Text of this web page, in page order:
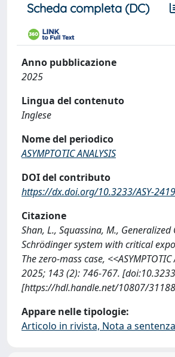
Scheda completa (DC)
Anno pubblicazione
2025
Lingua del contenuto
Inglese
Nome del periodico
ASYMPTOTIC ANALYSIS
DOI del contributo
https://dx.doi.org/10.3233/ASY-
Citazione
Shan, L., Squassina, M., Generalized
Schrödinger system with critical
The zero-mass case, <<ASYMPTOTIC
2025; 143 (2): 746-767.
[https://hdl.handle.net/10807/
Appare nelle tipologie:
Articolo in rivista, Nota a sentenza